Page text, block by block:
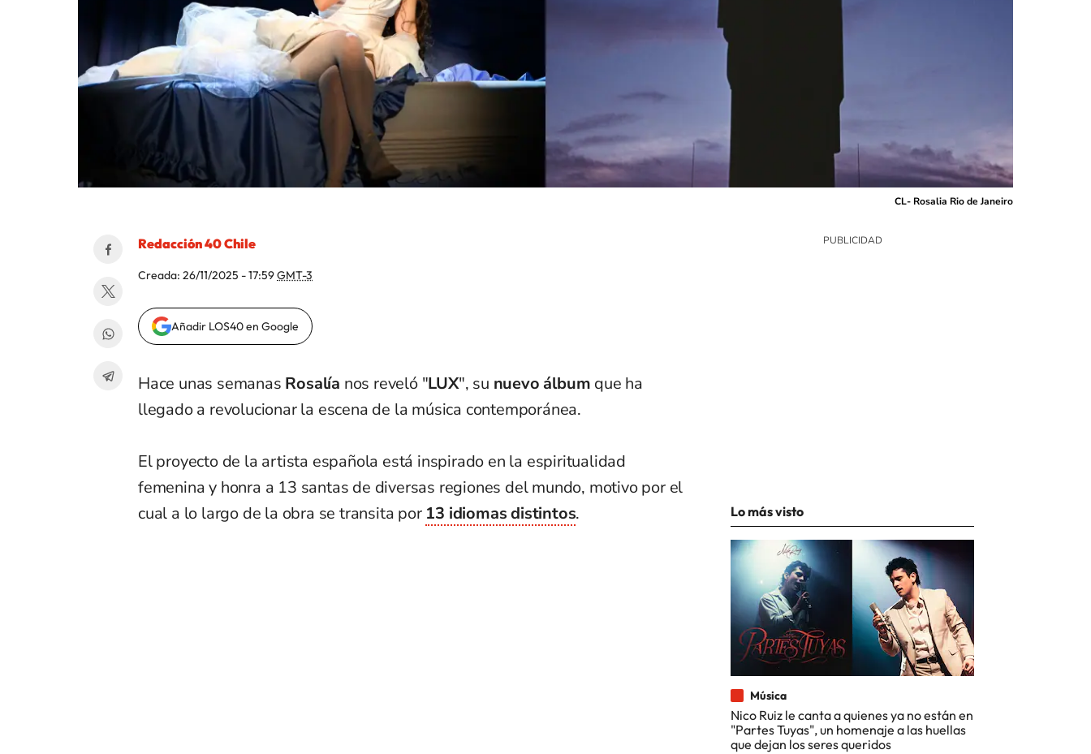
CL- Rosalia Rio de Janeiro
Redacción 40 Chile
Creada: 26/11/2025 - 17:59GMT-3
Añadir LOS40 en Google
Hace unas semanas Rosalía nos reveló "LUX", su nuevo álbum que ha
llegado a revolucionarla escena de la música contemporánea.
El proyecto de la artista española está inspirado en la espiritualidad
femenina y honra a 13 santas de diversas regiones del mundo, motivo por el
cual a lo largo de la obra se transita por 13 idiomas distintos. Lo más visto
Música
Nico Ruiz le canta a quienes ya no están en
"Partes Tuyas", un homenaje a las huellas
que dejan los seres queridos